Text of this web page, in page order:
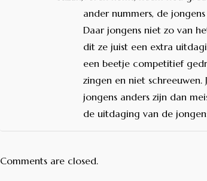
ander nummers, de
Daar jongens niet zo van
dit ze juist een extra
een beetje competitief
zingen en niet
jongens anders zijn dan
de uitdaging van de
Comments are closed.